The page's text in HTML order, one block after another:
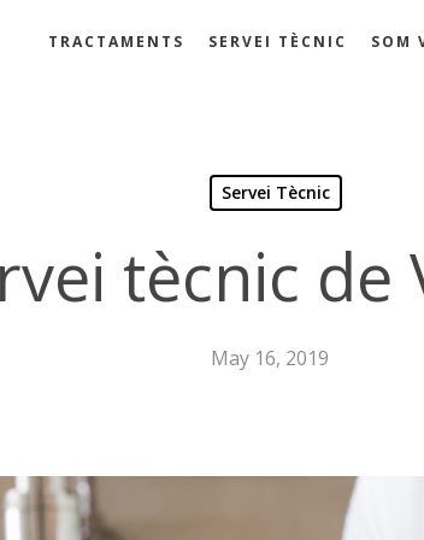
TRACTAMENTS SERVEI TÈCNIC SOM
Servei Tècnic
tècnic de
May 16, 2019